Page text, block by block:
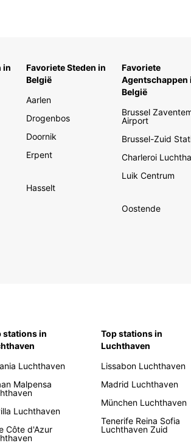
in
Favoriete Steden in
België
Aarlen
Drogenbos
Doornik
Erpent
Hasselt
Favoriete
Agentschappen
België
Brussel
Airport
Brussel-Zuid
Charleroi
Luik Centrum
Oostende
stations in
Luchthaven
Malpensa
Luchthaven
Côte d'Azur
Top stations in
Luchthaven
Lissabon Luchthaven
Madrid Luchthaven
München Luchthaven
Tenerife Reina Sofia
Luchthaven Zuid